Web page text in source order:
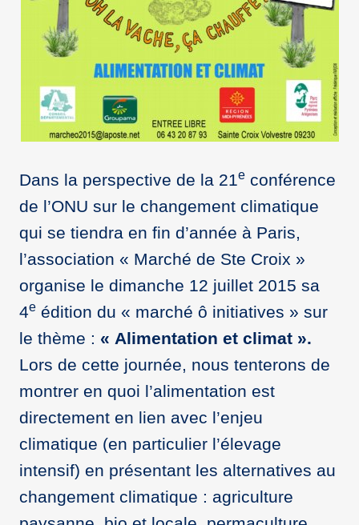
Dans la perspective de la 21e conférence
de l’ONU sur le changement climatique
qui se tiendra en fin d’année à Paris,
l’association « Marché de Ste Croix »
organise le dimanche 12 juillet 2015 sa
4e édition du « marché ô initiatives » sur
le thème : « Alimentation et climat ».
Lors de cette journée, nous tenterons de
montrer en quoi l’alimentation est
directement en lien avec l’enjeu
climatique (en particulier l’élevage
intensif) en présentant les alternatives au
changement climatique : agriculture